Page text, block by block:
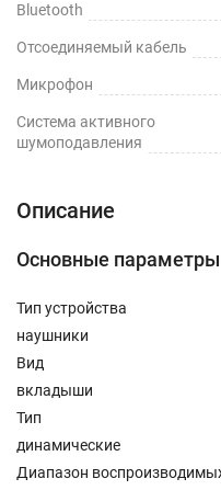
Bluetooth
Отсоединяемый кабель
Микрофон
Cистема активного
шумоподавления
Описание
Основные параметры
Тип устройства
наушники
Вид
вкладыши
Тип
динамические
Диапазон